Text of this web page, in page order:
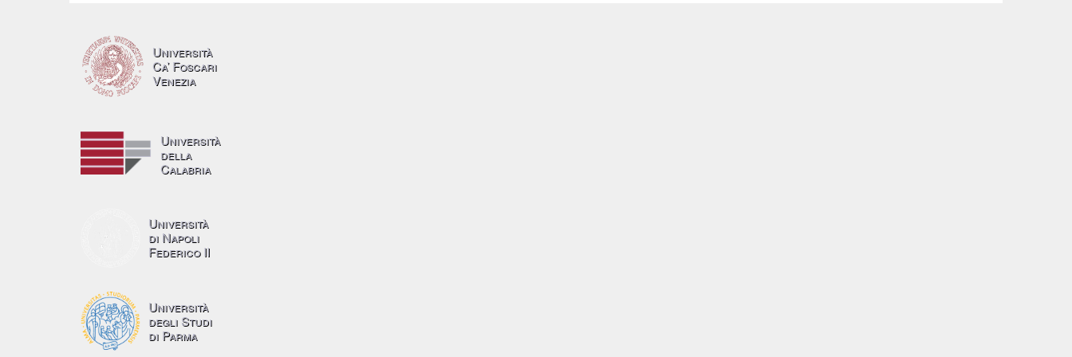
Università
Ca’ Foscari
Venezia
Università
della
Calabria
Università
di Napoli
Federico II
Università
degli Studi
di Parma